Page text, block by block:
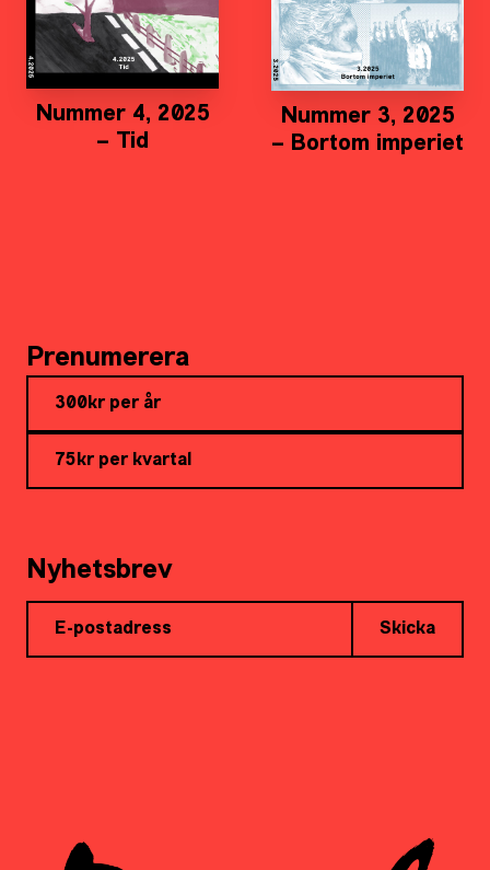
Nummer 4, 2025
– Tid
Nummer 3, 2025
– Bortom imperiet
Prenumerera
300kr per år
75kr per kvartal
Nyhetsbrev
Skicka